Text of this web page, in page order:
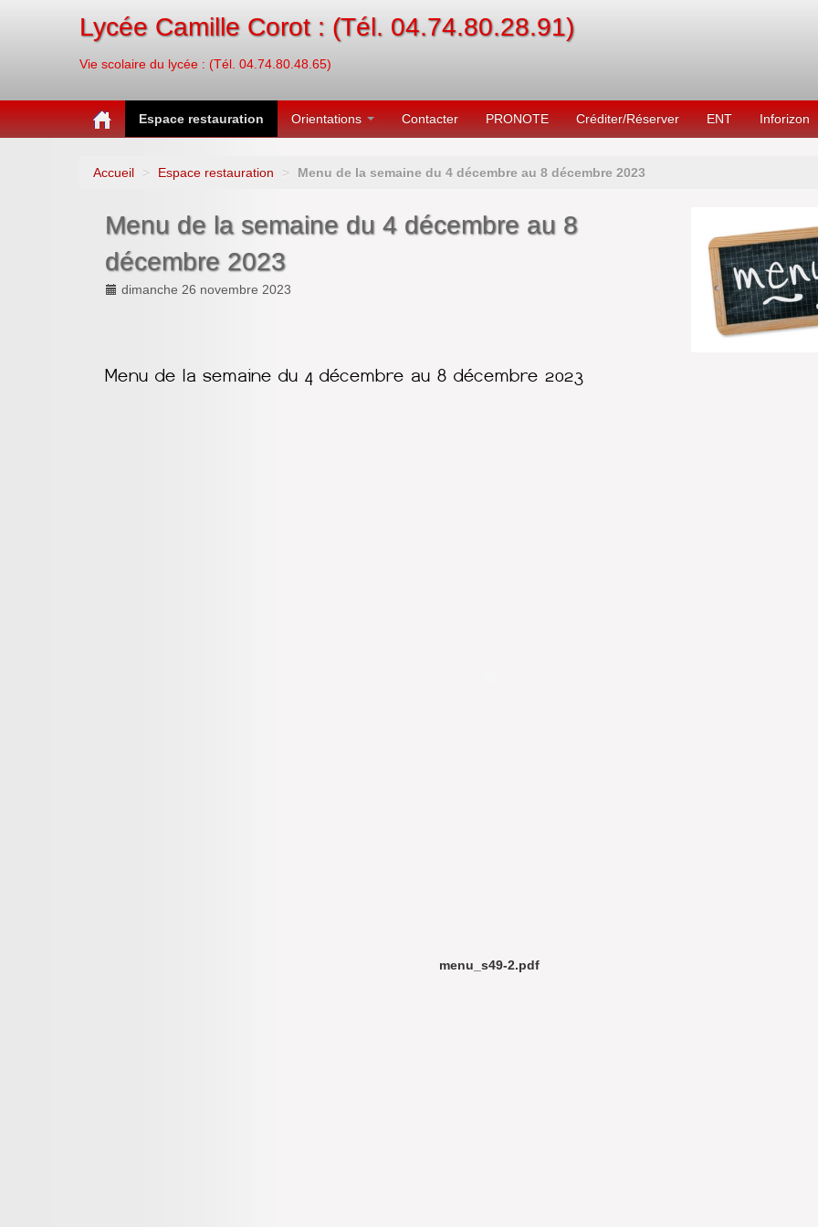
Lycée Camille Corot : (Tél. 04.74.80.28.91)
Vie scolaire du lycée : (Tél. 04.74.80.48.65)
Espace restauration Orientations Contacter PRONOTE Créditer/Réserver ENT Inforizon
Accueil > Espace restauration > Menu de la semaine du 4 décembre au 8 décembre 2023
Menu de la semaine du 4 décembre au 8
décembre 2023
dimanche 26 novembre 2023
menu_s49-2.pdf